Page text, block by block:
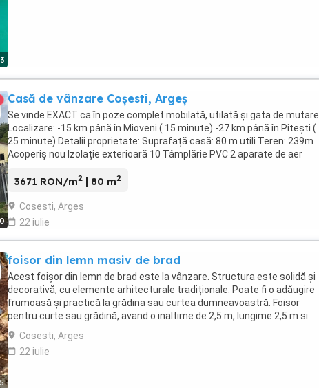
3
Casă de vânzare Coșesti, Argeș
Se vinde EXACT ca în poze complet mobilată, utilată și gata de mutare.
Localizare: -15 km până în Mioveni ( 15 minute) -27 km până în Pitești (
25 minute) Detalii proprietate: Suprafață casă: 80 m utili Teren: 239m
Acoperiș nou Izolație exterioară 10 Tâmplărie PVC 2 aparate de aer
3671 RON/m2 | 80 m2
Cosesti, Arges
22 iulie
5
foisor din lemn masiv de brad
Acest foișor din lemn de brad este la vânzare. Structura este solidă și
decorativă, cu elemente arhitecturale tradiționale. Poate fi o adăugire
frumoasă și practică la grădina sau curtea dumneavoastră. Foisor
pentru curte sau grădină, avand o inaltime de 2,5 m, lungime 2,5 m si
latimea acestuia de 2,2 ...
Cosesti, Arges
22 iulie